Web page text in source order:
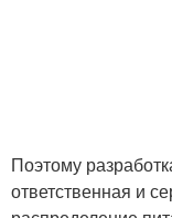
Поэтому
ответственная и